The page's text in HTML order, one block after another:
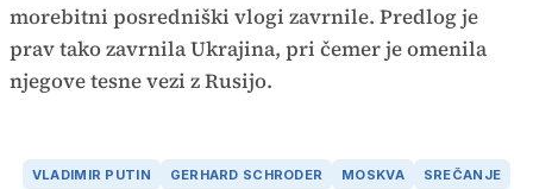
morebitni posredniški vlogi zavrnile. Predlog je
prav tako zavrnila Ukrajina, pri čemer je omenila
njegove tesne vezi z Rusijo.
VLADIMIR PUTIN GERHARD SCHRODER MOSKVA SREČANJE